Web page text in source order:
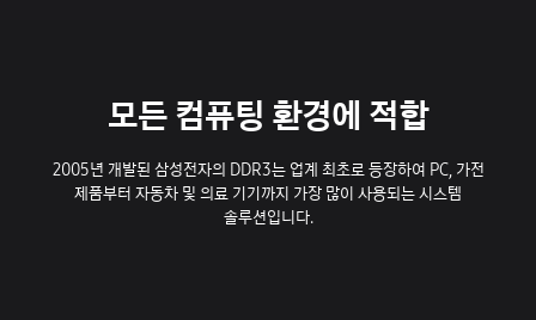
모든 컴퓨팅 환경에 적합
2005년 개발된 삼성전자의 DDR3는 업계 최초로 등장하여 PC, 가전
제품부터 자동차 및 의료 기기까지 가장 많이 사용되는 시스템
솔루션입니다.